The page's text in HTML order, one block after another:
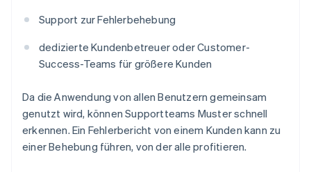
Support zur Fehlerbehebung
dedizierte Kundenbetreuer oder Customer-
Success-Teams für größere Kunden
Da die Anwendung von allen Benutzern gemeinsam
genutzt wird, können Supportteams Muster schnell
erkennen. Ein Fehlerbericht von einem Kunden kann zu
einer Behebung führen, von der alle profitieren.